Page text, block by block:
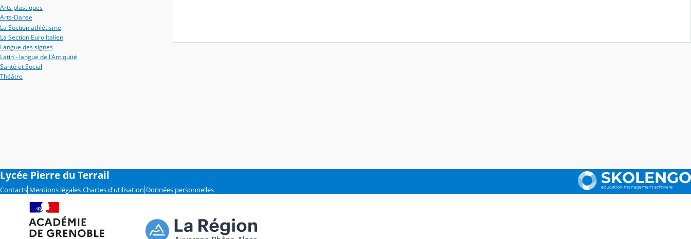
Arts plastiques
Arts-Danse
La Section athlétisme
La Section Euro Italien
Langue des signes
Latin - langue de l'Antiquité
Santé et Social
Théâtre
Lycée Pierre du Terrail
Contacts Mentions légales Chartes d'utilisation Données personnelles